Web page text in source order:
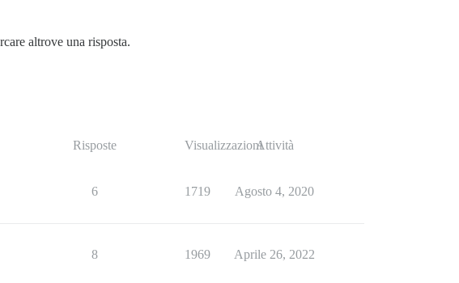
altrove una risposta.
Risposte VisualizzazioniAttività
6 1719 Agosto 4, 2020
8 1969 Aprile 26, 2022